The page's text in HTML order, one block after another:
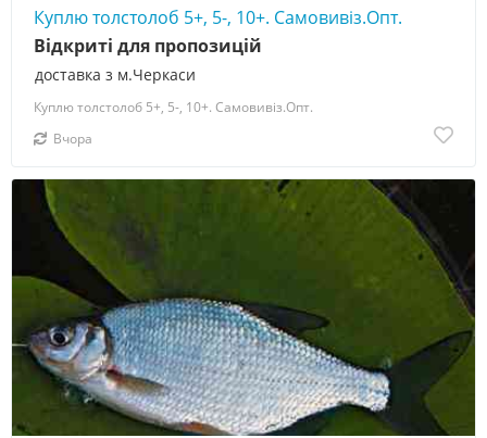
Куплю толстолоб 5+, 5-, 10+. Самовивіз.Опт.
доставка з м.Черкаси
Відкриті для пропозицій
Куплю толстолоб 5+, 5-, 10+. Самовивіз.Опт.
Вчора